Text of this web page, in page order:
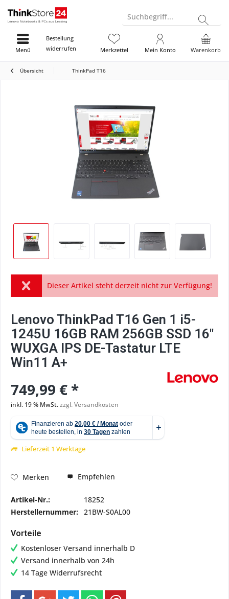
Suchbegriff...
Bestellung
widerrufen
Warenkorb
Merkzettel Mein Konto
Menü
Übersicht ThinkPad T16
Dieser Artikel steht derzeit nicht zur Verfügung!
Lenovo ThinkPad T16 Gen 1 i5-
1245U 16GB RAM 256GB SSD 16"
WUXGA IPS DE-Tastatur LTE
Win11 A+
749,99 € *
inkl. 19 % MwSt.zzgl. Versandkosten
Lieferzeit 1 Werktage
Merken Empfehlen
Artikel-Nr.:
18252
Herstellernummer: 21BW-S0AL00
Vorteile
Kostenloser Versand innerhalb D
Versand innerhalb von 24h
14 Tage Widerrufsrecht